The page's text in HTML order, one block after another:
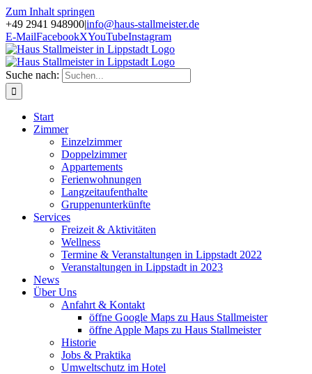
Zum Inhalt springen
+49 2941 948900|info@haus-stallmeister.de
E-MailFacebookXYouTubeInstagram
Suche nach:
Start
Zimmer
Einzelzimmer
Doppelzimmer
Appartements
Ferienwohnungen
Langzeitaufenthalte
Gruppenunterkünfte
Services
Freizeit & Aktivitäten
Wellness
Termine & Veranstaltungen in Lippstadt 2022
Veranstaltungen in Lippstadt in 2023
News
Über Uns
Anfahrt & Kontakt
öffne Google Maps zu Haus Stallmeister
öffne Apple Maps zu Haus Stallmeister
Historie
Jobs & Praktika
Umweltschutz im Hotel